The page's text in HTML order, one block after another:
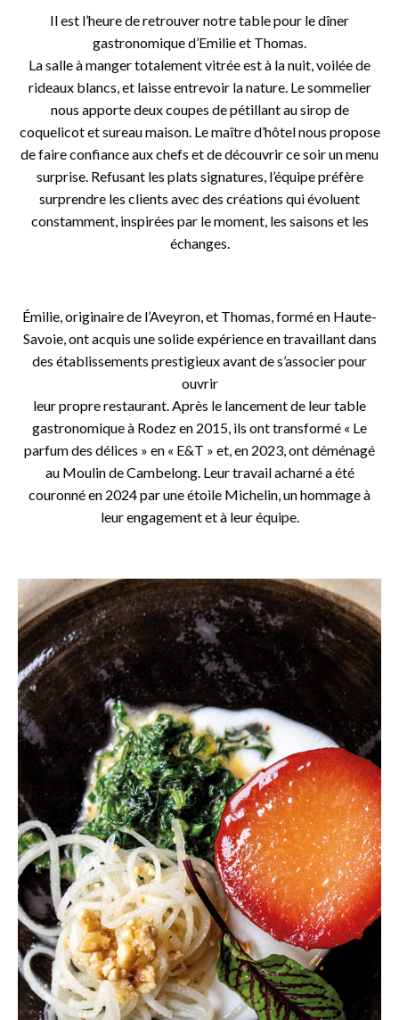
Il est l’heure de retrouver notre table pour le dîner
gastronomique d’Emilie et Thomas.
La salle à manger totalement vitrée est à la nuit, voilée de
rideaux blancs, et laisse entrevoir la nature. Le sommelier
nous apporte deux coupes de pétillant au sirop de
coquelicot et sureau maison. Le maître d’hôtel nous propose
de faire confiance aux chefs et de découvrir ce soir un menu
surprise. Refusant les plats signatures, l’équipe préfère
surprendre les clients avec des créations qui évoluent
constamment, inspirées par le moment, les saisons et les
échanges.
Émilie, originaire de l’Aveyron, et Thomas, formé en Haute-
Savoie, ont acquis une solide expérience en travaillant dans
des établissements prestigieux avant de s’associer pour
ouvrir
leur propre restaurant. Après le lancement de leur table
gastronomique à Rodez en 2015, ils ont transformé « Le
parfum des délices » en « E&T » et, en 2023, ont déménagé
au Moulin de Cambelong. Leur travail acharné a été
couronné en 2024 par une étoile Michelin, un hommage à
leur engagement et à leur équipe.